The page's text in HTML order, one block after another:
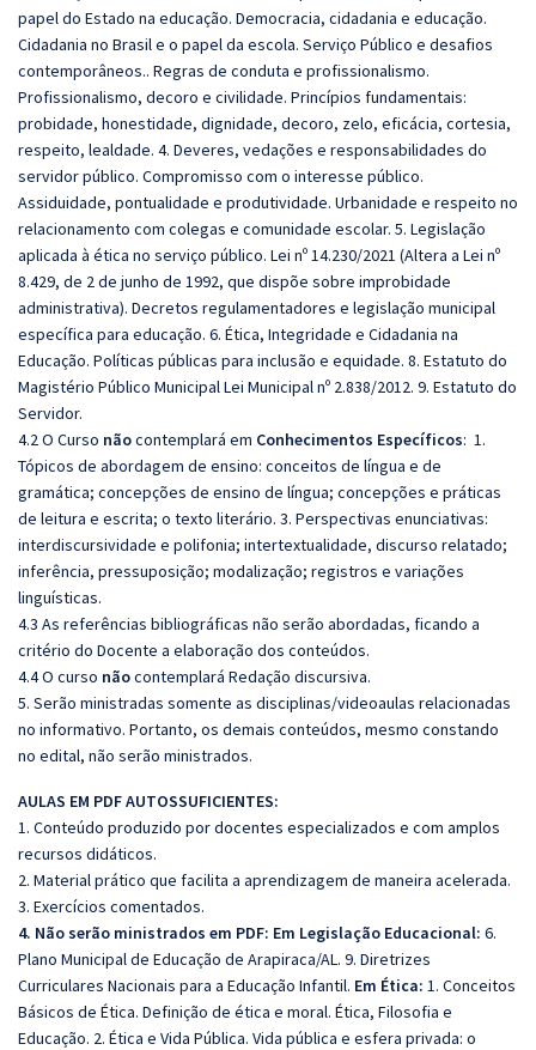
papel do Estado na educação. Democracia, cidadania e educação.
Cidadania no Brasil e o papel da escola. Serviço Público e desafios
contemporâneos.. Regras de conduta e profissionalismo.
Profissionalismo, decoro e civilidade. Princípios fundamentais:
probidade, honestidade, dignidade, decoro, zelo, eficácia, cortesia,
respeito, lealdade. 4. Deveres, vedações e responsabilidades do
servidor público. Compromisso com o interesse público.
Assiduidade, pontualidade e produtividade. Urbanidade e respeito no
relacionamento com colegas e comunidade escolar. 5. Legislação
aplicada à ética no serviço público. Lei nº 14.230/2021 (Altera a Lei nº
8.429, de 2 de junho de 1992, que dispõe sobre improbidade
administrativa). Decretos regulamentadores e legislação municipal
específica para educação. 6. Ética, Integridade e Cidadania na
Educação. Políticas públicas para inclusão e equidade. 8. Estatuto do
Magistério Público Municipal Lei Municipal nº 2.838/2012. 9. Estatuto do
Servidor.
4.2 O Curso nãocontemplará em Conhecimentos Específicos: 1.
Tópicos de abordagem de ensino: conceitos de língua e de
gramática; concepções de ensino de língua; concepções e práticas
de leitura e escrita; o texto literário. 3. Perspectivas enunciativas:
interdiscursividade e polifonia; intertextualidade, discurso relatado;
inferência, pressuposição; modalização; registros e variações
linguísticas.
4.3 As referências bibliográficas não serão abordadas, ficando a
critério do Docente a elaboração dos conteúdos.
4.4 O curso nãocontemplará Redação discursiva.
5. Serão ministradas somente as disciplinas/videoaulas relacionadas
no informativo. Portanto, os demais conteúdos, mesmo constando
no edital, não serão ministrados.
AULAS EM PDF AUTOSSUFICIENTES:
1. Conteúdo produzido por docentes especializados e com amplos
recursos didáticos.
2. Material prático que facilita a aprendizagem de maneira acelerada.
3. Exercícios comentados.
4. Não serão ministrados em PDF: Em Legislação Educacional: 6.
Plano Municipal de Educação de Arapiraca/AL. 9. Diretrizes
Curriculares Nacionais para a Educação Infantil. Em Ética: 1. Conceitos
Básicos de Ética. Definição de ética e moral. Ética, Filosofia e
Educação. 2. Ética e Vida Pública. Vida pública e esfera privada: o